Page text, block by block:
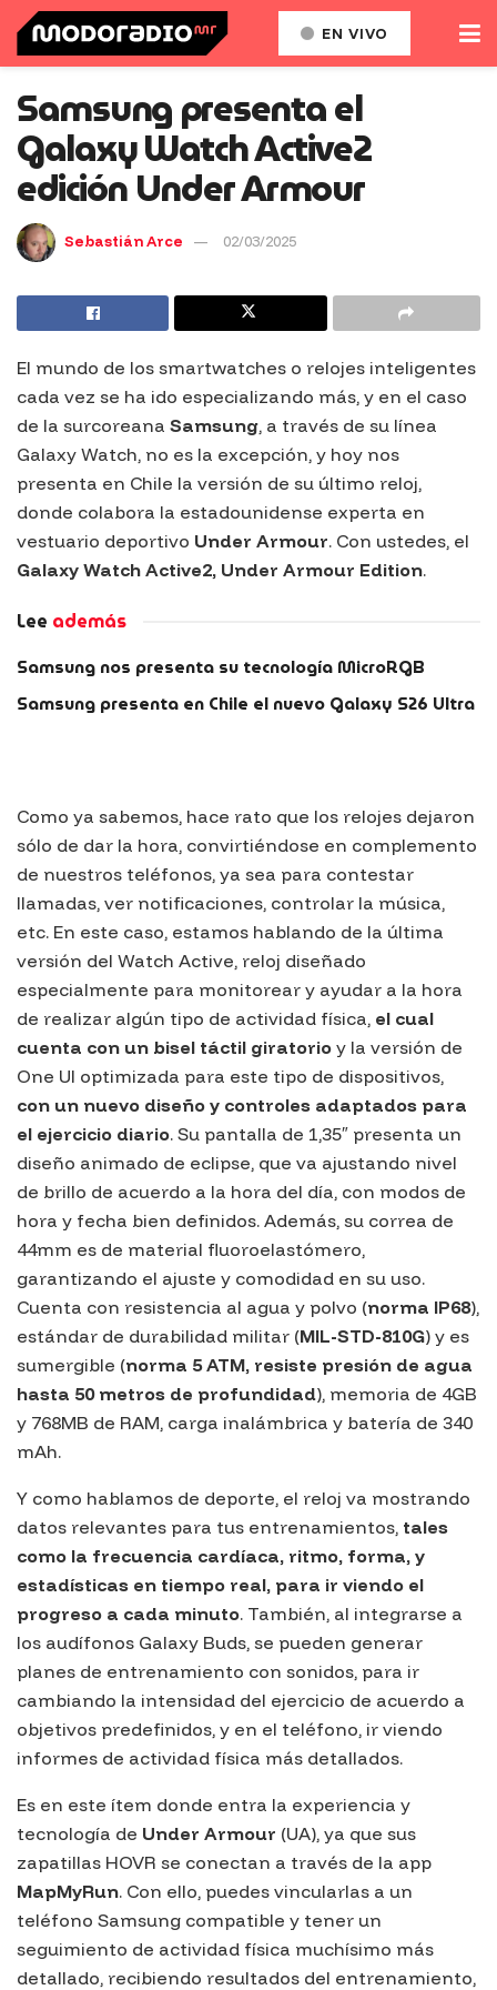
EN VIVO
Samsung presenta el
Galaxy Watch Active2
edición Under Armour
Sebastián Arce 02/03/2025
El mundo de los smartwatches o relojes inteligentes
cada vez se ha ido especializando más, y en el caso
de la surcoreana Samsung, a través de su línea
Galaxy Watch, no es la excepción, y hoy nos
presenta en Chile la versión de su último reloj,
donde colabora la estadounidense experta en
vestuario deportivo Under Armour. Con ustedes, el
Galaxy Watch Active2, Under Armour Edition.
Lee además
Samsung nos presenta su tecnología MicroRGB
Samsung presenta en Chile el nuevo Galaxy S26 Ultra
Como ya sabemos, hace rato que los relojes dejaron
sólo de dar la hora, convirtiéndose en complemento
de nuestros teléfonos, ya sea para contestar
llamadas, ver notificaciones, controlar la música,
etc. En este caso, estamos hablando de la última
versión del Watch Active, reloj diseñado
especialmente para monitorear y ayudar a la hora
de realizar algún tipo de actividad física, el cual
cuenta con un bisel táctil giratorio y la versión de
One UI optimizada para este tipo de dispositivos,
con un nuevo diseño y controles adaptados para
el ejercicio diario. Su pantalla de 1,35″ presenta un
diseño animado de eclipse, que va ajustando nivel
de brillo de acuerdo a la hora del día, con modos de
hora y fecha bien definidos. Además, su correa de
44mm es de material fluoroelastómero,
garantizando el ajuste y comodidad en su uso.
Cuenta con resistencia al agua y polvo (norma IP68),
estándar de durabilidad militar (MIL-STD-810G) y es
sumergible (norma 5 ATM, resiste presión de agua
hasta 50 metros de profundidad), memoria de 4GB
y 768MB de RAM, carga inalámbrica y batería de 340
mAh.
Y como hablamos de deporte, el reloj va mostrando
datos relevantes para tus entrenamientos, tales
como la frecuencia cardíaca, ritmo, forma, y
estadísticas en tiempo real, para ir viendo el
progreso a cada minuto. También, al integrarse a
los audífonos Galaxy Buds, se pueden generar
planes de entrenamiento con sonidos, para ir
cambiando la intensidad del ejercicio de acuerdo a
objetivos predefinidos, y en el teléfono, ir viendo
informes de actividad física más detallados.
Es en este ítem donde entra la experiencia y
tecnología de Under Armour (UA), ya que sus
zapatillas HOVR se conectan a través de la app
MapMyRun. Con ello, puedes vincularlas a un
teléfono Samsung compatible y tener un
seguimiento de actividad física muchísimo más
detallado, recibiendo resultados del entrenamiento,